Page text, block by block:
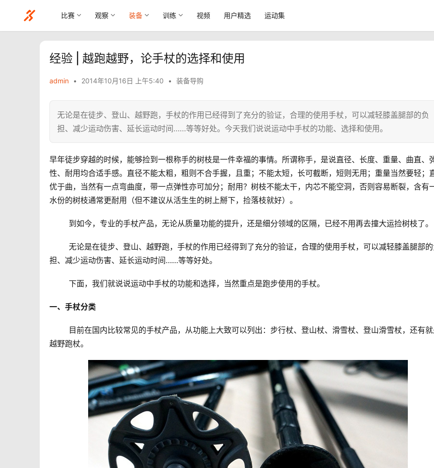
比赛 观察 装备 训练 视频 用户精选 运动集
经验 | 越跑越野，论手杖的选择和使用
admin • 2014年10月16日 上午5:40 • 装备导购
无论是在徒步、登山、越野跑，手杖的作用已经得到了充分的验证，合理的使用手杖，可以减轻膝盖腿部的负
担、减少运动伤害、延长运动时间……等等好处。今天我们说说运动中手杖的功能、选择和使用。
早年徒步穿越的时候，能够捡到一根称手的树枝是一件幸福的事情。所谓称手，是说直径、长度、重量、曲直、
性、耐用均合适手感。直径不能太粗，粗则不合手握，且重；不能太短，长可截断，短则无用；重量当然要轻；
优于曲，当然有一点弯曲度，带一点弹性亦可加分；耐用？树枝不能太干，内芯不能空洞，否则容易断裂，含有
水份的树枝通常更耐用（但不建议从活生生的树上掰下，捡落枝就好）。
	到如今，专业的手杖产品，无论从质量功能的提升，还是细分领域的区隔，已经不用再去撞大运捡树枝了。
担、减少运动伤害、延长运动时间……等等好处。
	下面，我们就说说运动中手杖的功能和选择，当然重点是跑步使用的手杖。
一、手杖分类
越野跑杖。